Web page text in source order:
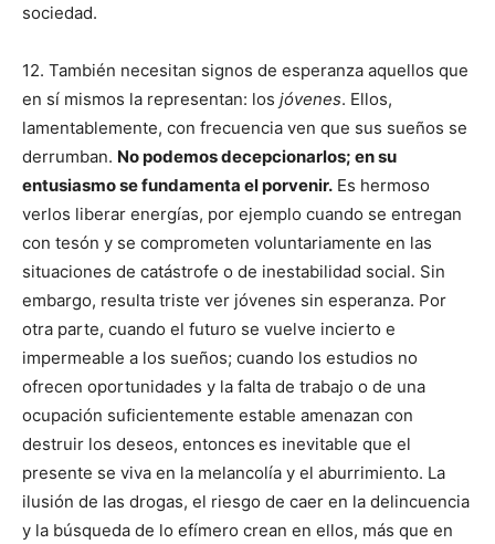
sociedad.
12. También necesitan signos de esperanza aquellos que
en sí mismos la representan: los jóvenes. Ellos,
lamentablemente, con frecuencia ven que sus sueños se
derrumban. No podemos decepcionarlos; en su
entusiasmo se fundamenta el porvenir. Es hermoso
verlos liberar energías, por ejemplo cuando se entregan
con tesón y se comprometen voluntariamente en las
situaciones de catástrofe o de inestabilidad social. Sin
embargo, resulta triste ver jóvenes sin esperanza. Por
otra parte, cuando el futuro se vuelve incierto e
impermeable a los sueños; cuando los estudios no
ofrecen oportunidades y la falta de trabajo o de una
ocupación suficientemente estable amenazan con
destruir los deseos, entonces es inevitable que el
presente se viva en la melancolía y el aburrimiento. La
ilusión de las drogas, el riesgo de caer en la delincuencia
y la búsqueda de lo efímero crean en ellos, más que en